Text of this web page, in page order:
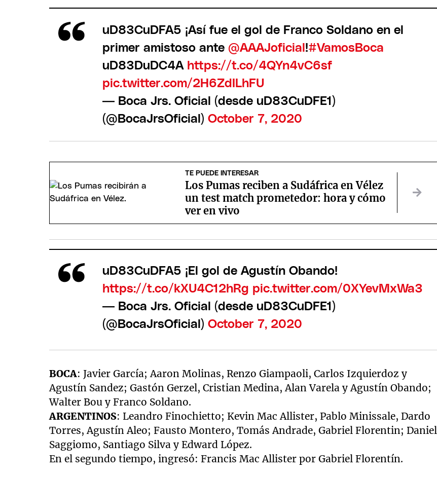
uD83CuDFA5 ¡Así fue el gol de Franco Soldano en el
primer amistoso ante @AAAJoficial !#VamosBoca
uD83DuDC4A https://t.co/4QYn4vC6sf
pic.twitter.com/2H6ZdILhFU
— Boca Jrs. Oficial (desde uD83CuDFE1)
(@BocaJrsOficial) October 7, 2020
TE PUEDE INTERESAR
Los Pumas reciben a Sudáfrica en Vélez
un test match prometedor: hora y cómo
ver en vivo
uD83CuDFA5 ¡El gol de Agustín Obando!
https://t.co/kXU4C12hRg pic.twitter.com/0XYevMxWa3
— Boca Jrs. Oficial (desde uD83CuDFE1)
(@BocaJrsOficial) October 7, 2020
BOCA: Javier García; Aaron Molinas, Renzo Giampaoli, Carlos Izquierdoz y
Agustín Sandez; Gastón Gerzel, Cristian Medina, Alan Varela y Agustín Obando;
Walter Bou y Franco Soldano.
ARGENTINOS: Leandro Finochietto; Kevin Mac Allister, Pablo Minissale, Dardo
Torres, Agustín Aleo; Fausto Montero, Tomás Andrade, Gabriel Florentin; Daniel
Saggiomo, Santiago Silva y Edward López.
En el segundo tiempo, ingresó: Francis Mac Allister por Gabriel Florentín.